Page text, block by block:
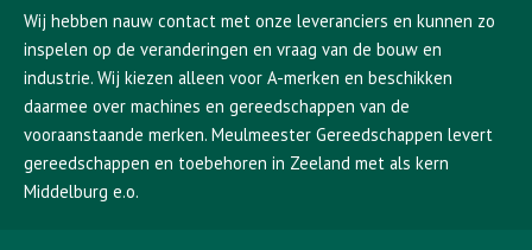
Wij hebben nauw contact met onze leveranciers en kunnen zo
inspelen op de veranderingen en vraag van de bouw en
industrie. Wij kiezen alleen voor A-merken en beschikken
daarmee over machines en gereedschappen van de
vooraanstaande merken. Meulmeester Gereedschappen levert
gereedschappen en toebehoren in Zeeland met als kern
Middelburg e.o.